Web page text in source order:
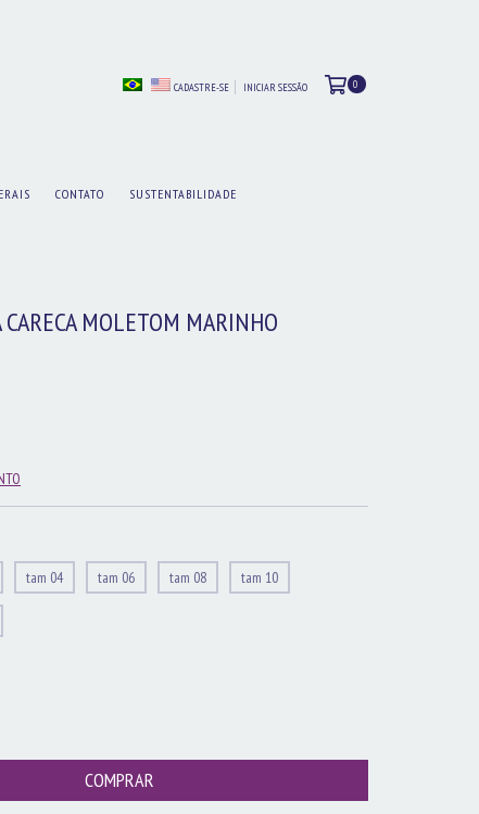
CADASTRE-SE INICIAR SESSÃO 0
CONTATO SUSTENTABILIDADE
CARECA MOLETOM MARINHO
tam 04 tam 06 tam 08 tam 10